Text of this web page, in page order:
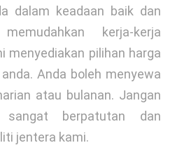
dalam keadaan baik dan
kerja-kerja
menyediakan pilihan harga
Anda boleh menyewa
atau bulanan. Jangan
berpatutan dan
jentera kami.